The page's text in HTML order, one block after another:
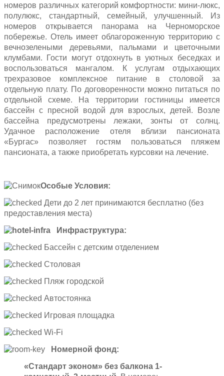
номеров различных категорий комфортности: мини-люкс,
полулюкс, стандартный, семейный, улучшенный. Из
номеров открывается панорама на Черноморское
побережье. Отель имеет облагороженную территорию с
вечнозелеными деревьями, пальмами и цветочными
клумбами. Гости могут отдохнуть в уютных беседках и
воспользоваться мангалом. К услугам отдыхающих
трехразовое комплексное питание в столовой за
отдельную плату. По договоренности можно питаться по
отдельной схеме. На территории гостиницы имеется
бассейн с пресной водой для взрослых, детей. Возле
бассейна предусмотрены лежаки, зонты от солнц.
Удачное расположение отеля вблизи пансионата
«Бургас» позволяет гостям пользоваться пляжем
пансионата, а также приобретать курсовки на лечение.
Особые Условия:
Дети до 2 лет принимаются бесплатно (без
предоставления места)
Инфраструктура:
Бассейн с детским отделением
Столовая
Пляж городской
Автостоянка
Игровая площадка
Wi-Fi
Номерной фонд:
«Стандарт эконом» без балкона 1-